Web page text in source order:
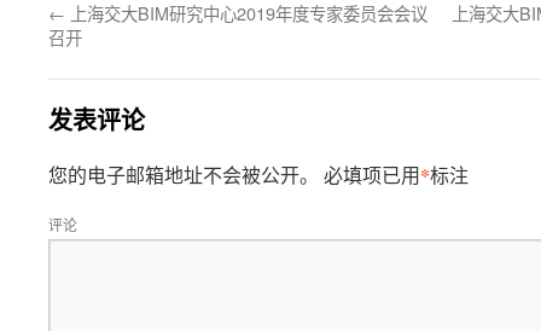
← 上海交大BIM研究中心2019年度专家委员会会议
召开
上海交大
发表评论
您的电子邮箱地址不会被公开。 必填项已用*标注
评论